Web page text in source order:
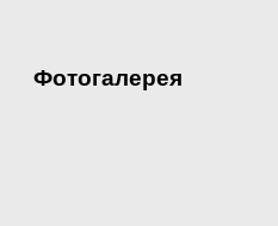
Фотогалерея